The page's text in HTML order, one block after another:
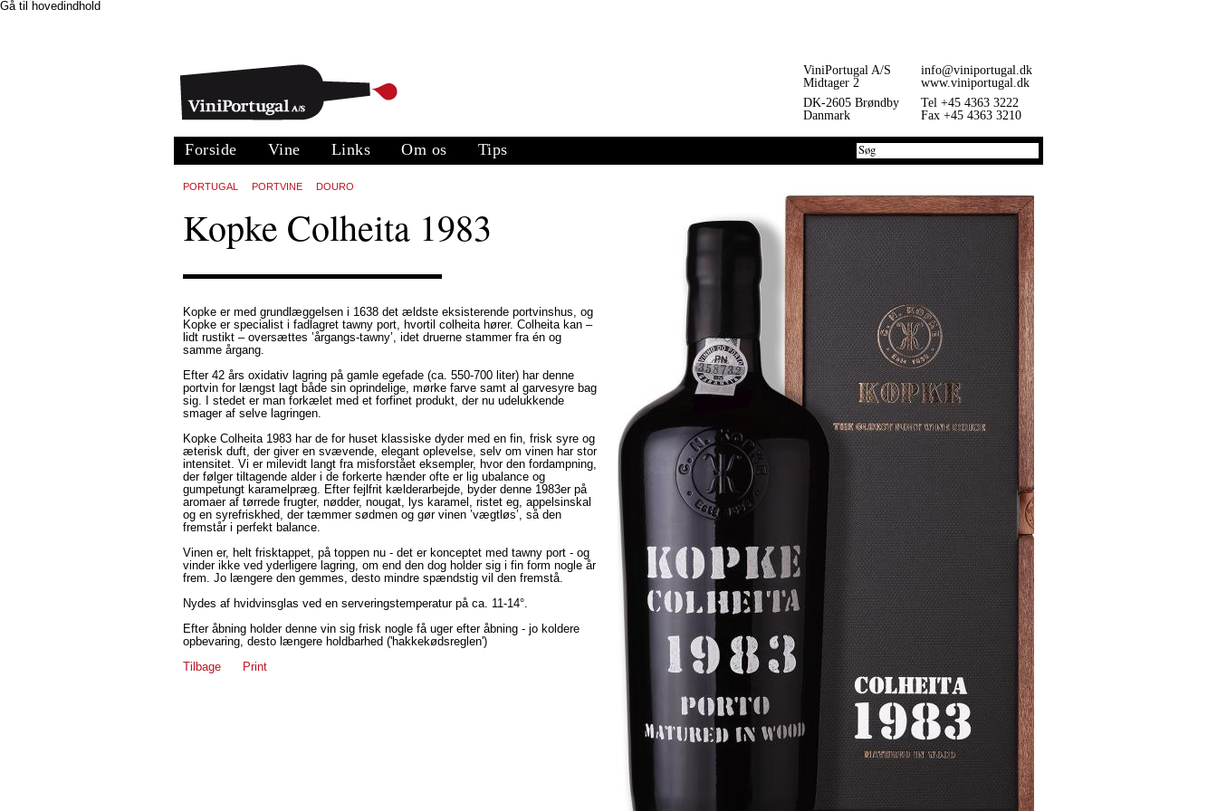
Gå til hovedindhold
ViniPortugal A/S
Midtager 2
DK-2605 Brøndby
Danmark
info@viniportugal.dk
www.viniportugal.dk
Tel +45 4363 3222
Fax +45 4363 3210
Forside Vine Links Om os Tips
PORTUGAL PORTVINE DOURO
Kopke Colheita 1983
Kopke er med grundlæggelsen i 1638 det ældste eksisterende portvinshus, og
Kopke er specialist i fadlagret tawny port, hvortil colheita hører. Colheita kan –
lidt rustikt – oversættes ’årgangs-tawny’, idet druerne stammer fra én og
samme årgang.
Efter 42 års oxidativ lagring på gamle egefade (ca. 550-700 liter) har denne
portvin for længst lagt både sin oprindelige, mørke farve samt al garvesyre bag
sig. I stedet er man forkælet med et forfinet produkt, der nu udelukkende
smager af selve lagringen.
Kopke Colheita 1983 har de for huset klassiske dyder med en fin, frisk syre og
æterisk duft, der giver en svævende, elegant oplevelse, selv om vinen har stor
intensitet. Vi er milevidt langt fra misforstået eksempler, hvor den fordampning,
der følger tiltagende alder i de forkerte hænder ofte er lig ubalance og
gumpetungt karamelpræg. Efter fejlfrit kælderarbejde, byder denne 1983er på
aromaer af tørrede frugter, nødder, nougat, lys karamel, ristet eg, appelsinskal
og en syrefriskhed, der tæmmer sødmen og gør vinen ’vægtløs’, så den
fremstår i perfekt balance.
Vinen er, helt frisktappet, på toppen nu - det er konceptet med tawny port - og
vinder ikke ved yderligere lagring, om end den dog holder sig i fin form nogle år
frem. Jo længere den gemmes, desto mindre spændstig vil den fremstå.
Nydes af hvidvinsglas ved en serveringstemperatur på ca. 11-14°.
Efter åbning holder denne vin sig frisk nogle få uger efter åbning - jo koldere
opbevaring, desto længere holdbarhed ('hakkekødsreglen')
Tilbage
Print